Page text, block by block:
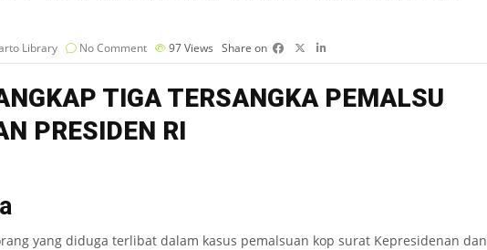
Library No Comment 97Views Share on
TIGA TERSANGKA PEMALSU
PRESIDEN RI
yang diduga terlibat dalam kasus pemalsuan kop surat Kepresidenan dan